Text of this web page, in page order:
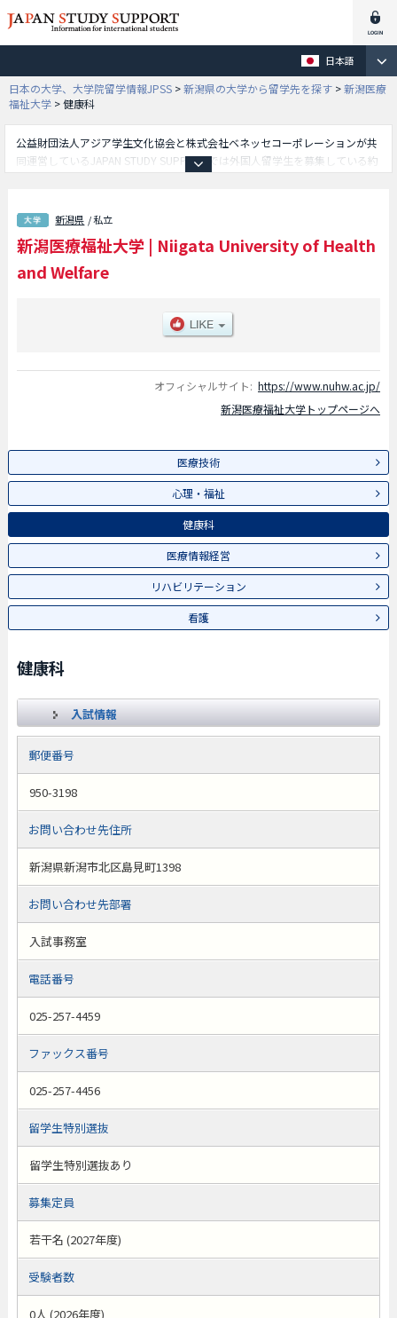
日本語
日本の大学、大学院留学情報JPSS >新潟県の大学から留学先を探す >新潟医療
福祉大学 >健康科
公益財団法人アジア学生文化協会と株式会社ベネッセコーポレーションが共
同運営しているJAPAN STUDY SUPPORTでは外国人留学生を募集している約
部や心理・福祉学部や健康科学部や医療情報経営学部やリハビリテーション
学部や看護学部等、学部別情報や、募集定員や合格者数など入試情報、施設
案内、アクセスなど外国人留学生に必要な情報を掲載しているので是非ご利
用ください。
新潟県 / 私立
新潟医療福祉大学 | Niigata University of Health
and Welfare
オフィシャルサイト: https://www.nuhw.ac.jp/
新潟医療福祉大学トップページへ
医療技術
心理・福祉
健康科
医療情報経営
リハビリテーション
看護
健康科
入試情報
郵便番号
950-3198
お問い合わせ先住所
新潟県新潟市北区島見町1398
お問い合わせ先部署
入試事務室
電話番号
025-257-4459
ファックス番号
025-257-4456
留学生特別選抜
留学生特別選抜あり
募集定員
若干名 (2027年度)
受験者数
0人 (2026年度)